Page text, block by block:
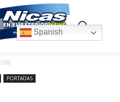
PORTADAS
Spanish